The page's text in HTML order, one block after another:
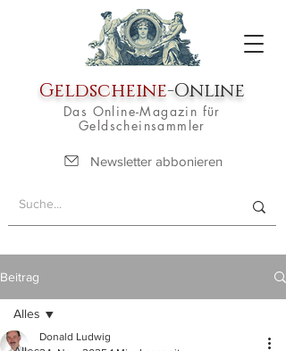
Geldscheine-Online
Das Online-Magazin für
Geldscheinsammler
Newsletter abbonieren
Beitrag
Alles
Donald Ludwig